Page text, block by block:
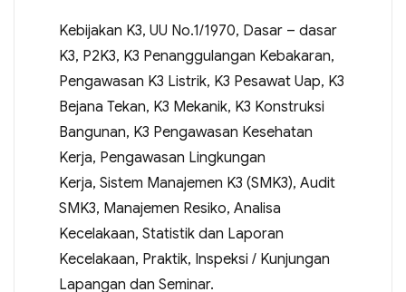
Kebijakan K3, UU No.1/1970, Dasar – dasar
K3, P2K3, K3 Penanggulangan Kebakaran,
Pengawasan K3 Listrik, K3 Pesawat Uap, K3
Bejana Tekan, K3 Mekanik, K3 Konstruksi
Bangunan, K3 Pengawasan Kesehatan
Kerja, Pengawasan Lingkungan
Kerja, Sistem Manajemen K3 (SMK3), Audit
SMK3, Manajemen Resiko, Analisa
Kecelakaan, Statistik dan Laporan
Kecelakaan, Praktik, Inspeksi / Kunjungan
Lapangan dan Seminar.